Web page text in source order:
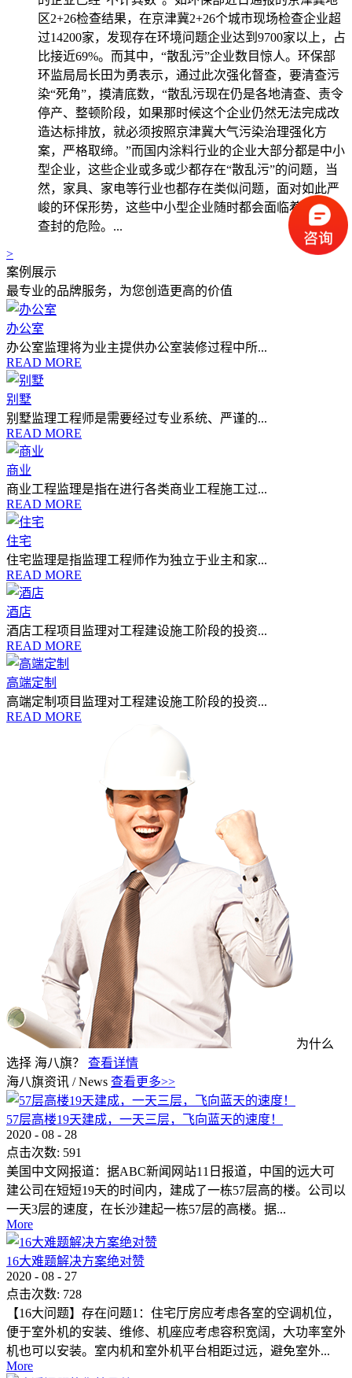
区2+26检查结果，在京津冀2+26个城市现场检查企业超
过14200家，发现存在环境问题企业达到9700家以上，占
比接近69%。而其中，“散乱污”企业数目惊人。环保部
环监局局长田为勇表示，通过此次强化督查，要清查污
染“死角”，摸清底数，“散乱污现在仍是各地清查、责令
停产、整顿阶段，如果那时候这个企业仍然无法完成改
造达标排放，就必须按照京津冀大气污染治理强化方
案，严格取缔。”而国内涂料行业的企业大部分都是中小
型企业，这些企业或多或少都存在“散乱污”的问题，当
然，家具、家电等行业也都存在类似问题，面对如此严
峻的环保形势，这些中小型企业随时都会面临着关停、
查封的危险。...
>
案例展示
最专业的品牌服务，为您创造更高的价值
办公室
办公室监理将为业主提供办公室装修过程中所...
READ MORE
别墅
别墅监理工程师是需要经过专业系统、严谨的...
READ MORE
商业
商业工程监理是指在进行各类商业工程施工过...
READ MORE
住宅
住宅监理是指监理工程师作为独立于业主和家...
READ MORE
酒店
酒店工程项目监理对工程建设施工阶段的投资...
READ MORE
高端定制
高端定制项目监理对工程建设施工阶段的投资...
READ MORE
为什么
选择 海八旗？
查看详情
海八旗资讯 / News 查看更多>>
57层高楼19天建成，一天三层，飞向蓝天的速度！
2020 - 08 - 28
点击次数: 591
美国中文网报道：据ABC新闻网站11日报道，中国的远大可
建公司在短短19天的时间内，建成了一栋57层高的楼。公司以
一天3层的速度，在长沙建起一栋57层的高楼。据...
More
16大难题解决方案绝对赞
2020 - 08 - 27
点击次数: 728
【16大问题】存在问题1：住宅厅房应考虑各室的空调机位，
便于室外机的安装、维修、机座应考虑容积宽阔，大功率室外
机也可以安装。室内机和室外机平台相距过远，避免室外...
More